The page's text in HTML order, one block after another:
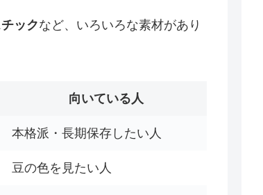
ックなど、いろいろな素材があり
向いている人
本格派・長期保存したい人
豆の色を見たい人